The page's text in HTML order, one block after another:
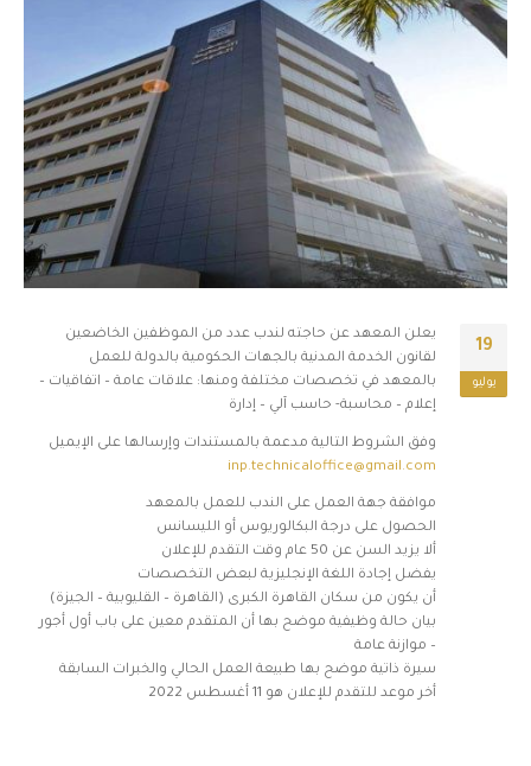
19
يوليو
يعلن المعهد عن حاجته لندب عدد من الموظفين الخاضعين
لقانون الخدمة المدنية بالجهات الحكومية بالدولة للعمل
بالمعهد في تخصصات مختلفة ومنها: علاقات عامة – اتفاقيات –
إعلام – محاسبة- حاسب آلي – إدارة
وفق الشروط التالية مدعمة بالمستندات وإرسالها على الإيميل
inp.technicaloffice@gmail.com
موافقة جهة العمل على الندب للعمل بالمعهد
الحصول على درجة البكالوريوس أو الليسانس
ألا يزيد السن عن 50 عام وقت التقدم للإعلان
يفضل إجادة اللغة الإنجليزية لبعض التخصصات
أن يكون من سكان القاهرة الكبرى (القاهرة – القليوبية – الجيزة)
بيان حالة وظيفية موضح بها أن المتقدم معين على باب أول أجور
– موازنة عامة
سيرة ذاتية موضح بها طبيعة العمل الحالي والخبرات السابقة
أخر موعد للتقدم للإعلان هو 11 أغسطس 2022